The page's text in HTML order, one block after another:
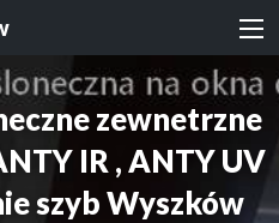
zewnetrzne
IR , ANTY UV
szyb Wyszków